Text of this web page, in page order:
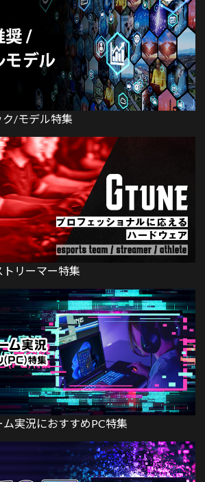
ク/モデル特集
トリーマー特集
実況におすすめPC特集